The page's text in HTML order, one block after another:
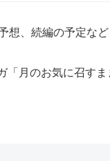
、続編の予定など
月のお気に召す